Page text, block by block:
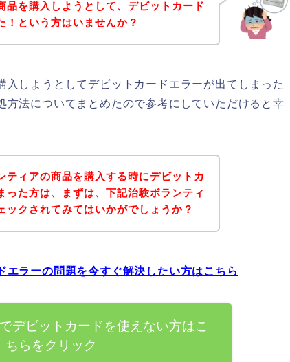
品を購入しようとして、デビットカード
！という方はいませんか？
入しようとしてデビットカードエラーが出てしまった
方法についてまとめたので参考にしていただけると幸
ティアの商品を購入する時にデビットカ
った方は、まずは、下記治験ボランティ
ックされてみてはいかがでしょうか？
エラーの問題を今すぐ解決したい方はこちら
デビットカードを使えない方はこ
ちらをクリック